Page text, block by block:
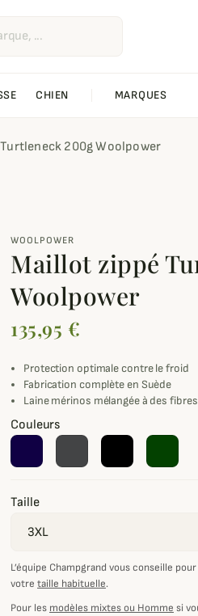
CHIEN MARQUES
200g Woolpower
WOOLPOWER
Maillot zippé
Woolpower
135,95 €
Protection optimale contre le froid
Fabrication complète en Suède
Laine mérinos mélangée à des
Couleurs
Taille
L’équipe Champgrand vous conseille
votre taille habituelle.
Pour les modèles mixtes ou Homme si